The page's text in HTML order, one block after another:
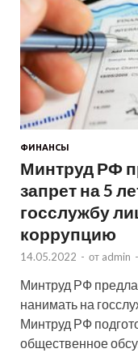
ФИНАНСЫ
Минтруд РФ
запрет на 5
госслужбу
коррупцию
14.05.2022 - от admin -
Минтруд РФ
нанимать на
Минтруд РФ
общественное